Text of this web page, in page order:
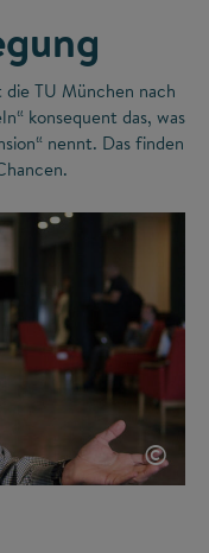
TU München nach
konsequent das, was
nennt. Das finden
©